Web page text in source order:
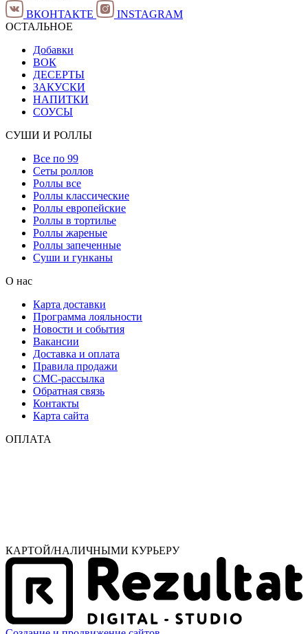
ВКОНТАКТЕ
INSTAGRAM
ОСТАЛЬНОЕ
Добавки
ВОК
ДЕСЕРТЫ
ЗАКУСКИ
НАПИТКИ
СОУСЫ
СУШИ И РОЛЛЫ
Все по 99
Сеты роллов
Роллы все
Роллы классические
Роллы европейские
Роллы в тортилье
Роллы жареные
Роллы запеченные
Суши и гунканы
О нас
Карта доставки
Программа лояльности
Новости и события
Вакансии
Доставка и оплата
Правила продажи
СМС-рассылка
Обратная связь
Контакты
Карта сайта
ОПЛАТА
КАРТОЙ/НАЛИЧНЫМИ КУРЬЕРУ